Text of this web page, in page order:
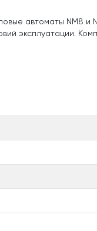
автоматы NM8 и
эксплуатации.